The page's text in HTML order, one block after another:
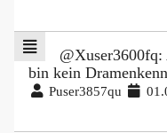
bin kein
Puser3857qu